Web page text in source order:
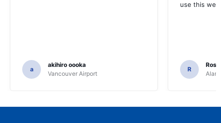
a
akihiro oooka
Vancouver Airport
use this
R